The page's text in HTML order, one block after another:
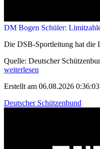
DM Bogen Schüler:
Die DSB-Sportleitung hat die
Quelle: Deutscher
weiterlesen
Erstellt am 06.08.2026
Deutscher Schützenbund